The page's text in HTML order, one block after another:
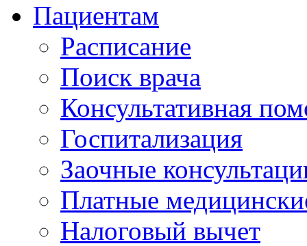
Пациентам
Расписание
Поиск врача
Консультативная
Госпитализация
Заочные
Платные
Налоговый вычет